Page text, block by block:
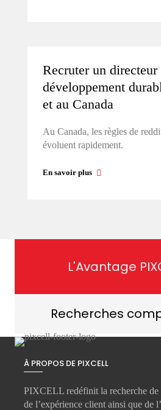
Recruter un directeur
développement
et au Canada
Au Canada, les règles de
évoluent rapidement.
En savoir plus
L'Avantage
Recherches
À PROPOS DE PIXCELL
PIXCELL redéfinit la recherche de
de l’expérience client ainsi que de